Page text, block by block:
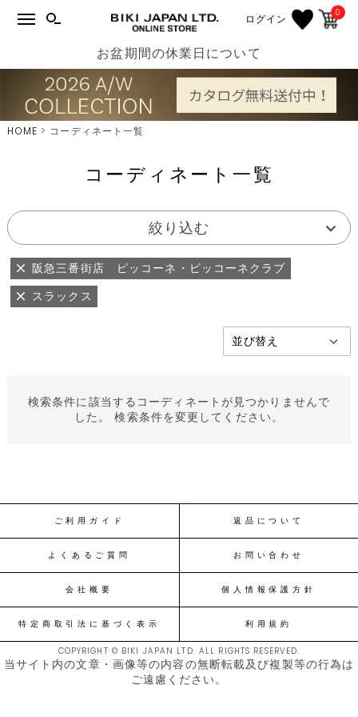
ログイン 0
お盆期間の休業日について
HOME コーディネート一覧
コーディネート一覧
絞り込む
阪急三番街店 ピッコーネ・ピッコーネクラブ
スラックス
検索条件に該当するコーディネートが見つかりませんで
した。 検索条件を変更してください。
ご利用ガイド 返品について
よくあるご質問 お問い合わせ
会社概要 個人情報保護方針
特定商取引法に基づく表示 利用規約
COPYRIGHT © BIKI JAPAN LTD. ALL RIGHTS RESERVED.
当サイト内の文章・画像等の内容の無断転載及び複製等の行為は
ご遠慮ください。